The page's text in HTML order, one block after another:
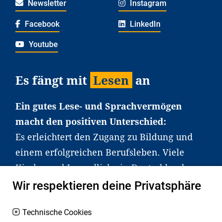
Newsletter Instagram
Facebook LinkedIn
Youtube
Es fängt mit Lesen an
Ein gutes Lese- und Sprachvermögen
macht den positiven Unterschied:
Es erleichtert den Zugang zu Bildung und
einem erfolgreichen Berufsleben. Viele
Kinder und Jugendliche in Deutschland
haben aber große Schwierigkeiten dabei.
an Familien sowie an Erzieher*innen,
Wir respektieren deine Privatsphäre
Technische Cookies